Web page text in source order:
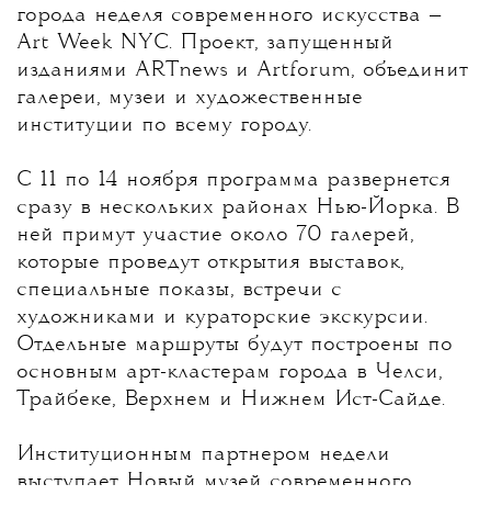
города неделя современного искусства —
Art Week NYC. Проект, запущенный
изданиями ARTnews и Artforum, объединит
галереи, музеи и художественные
институции по всему городу.
С 11 по 14 ноября программа развернется
сразу в нескольких районах Нью-Йорка. В
ней примут участие около 70 галерей,
которые проведут открытия выставок,
специальные показы, встречи с
художниками и кураторские экскурсии.
Отдельные маршруты будут построены по
основным арт-кластерам города в Челси,
Трайбеке, Верхнем и Нижнем Ист-Сайде.
Институционным партнером недели
выступает Новый музей современного